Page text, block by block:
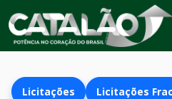
Licitações Licitações